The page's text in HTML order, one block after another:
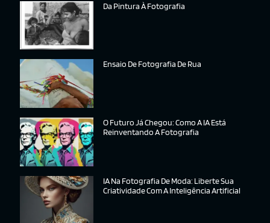
Da Pintura À Fotografia
Ensaio De Fotografia De Rua
O Futuro Já Chegou: Como A IA Está
Reinventando A Fotografia
IA Na Fotografia De Moda: Liberte Sua
Criatividade Com A Inteligência Artificial